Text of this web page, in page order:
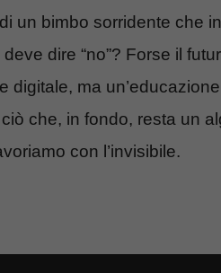
un bimbo sorridente che
dire “no”? Forse il
digitale, ma
che, in fondo, resta un
con l’invisibile.